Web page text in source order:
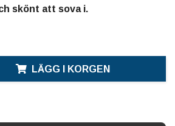
skönt att sova i.
LÄGG I KORGEN